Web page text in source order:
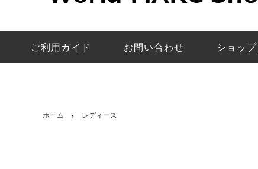
エイミー｜Amy ベイ
ロック｜Rock
機能で探す スマ
取扱店舗一覧 マー
び方
ご利用ガイド お問い合わせ ショッ
ホーム レディース